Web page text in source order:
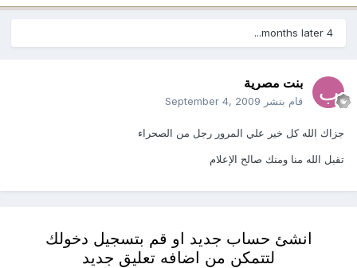
4 months later...
بنت مصرية
قام بنشر September 4, 2009
جزاك الله كل خير علي المرور رجل من الصحراء
تقبل الله منا ومنك صالح الإعلام
انشئ حساب جديد او قم بتسجيل دخولك
لتتمكن من اضافه تعليق جديد